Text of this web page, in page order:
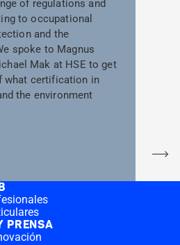
of regulations and
to occupational
and the
spoke to Magnus
Mak at HSE to get
what certification in
the environment
PRENSA